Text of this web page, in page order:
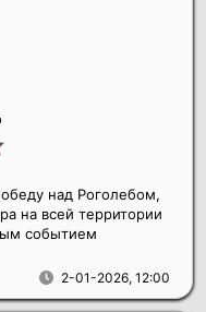
2-01-2026, 12:00
над Роголебом,
на всей территории
событием